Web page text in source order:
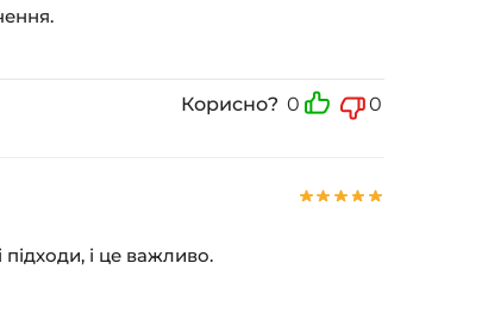
Корисно? 0 0
і це важливо.